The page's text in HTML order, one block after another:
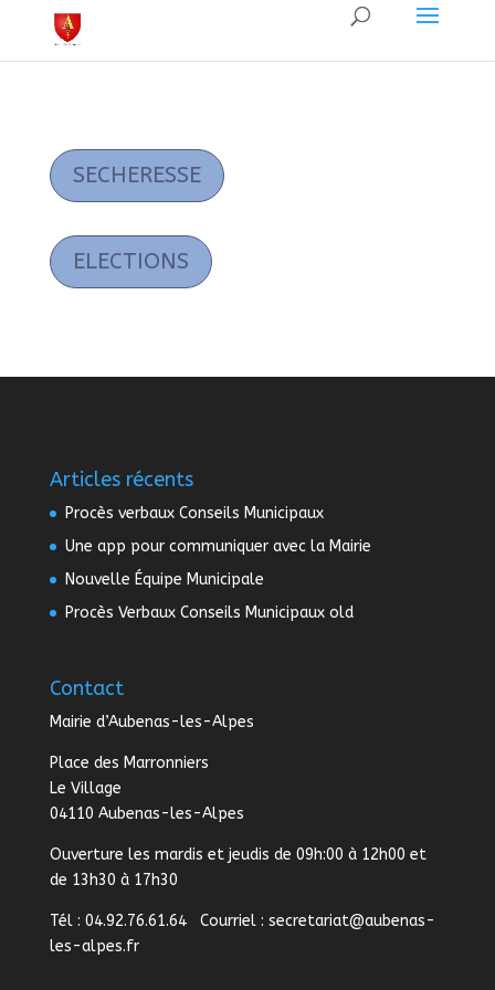
SECHERESSE
ELECTIONS
Articles récents
Procès verbaux Conseils Municipaux
Une app pour communiquer avec la Mairie
Nouvelle Équipe Municipale
Procès Verbaux Conseils Municipaux old
Contact
Mairie d’Aubenas-les-Alpes
Place des Marronniers
Le Village
04110 Aubenas-les-Alpes
Ouverture les mardis et jeudis de 09h:00 à 12h00 et
de 13h30 à 17h30
Tél : 04.92.76.61.64 Courriel : secretariat@aubenas-
les-alpes.fr